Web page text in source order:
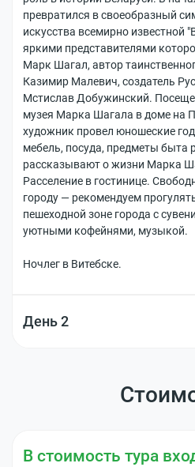
превратился в своеобразный
искусства всемирно известной
яркими представителями
Марк Шагал, автор
Казимир Малевич, создатель
Мстислав Добужинский.
музея Марка Шагала в доме на
художник провел юношеские
мебель, посуда, предметы быта
рассказывают о жизни Марка
Расселение в гостинице.
городу — рекомендуем
пешеходной зоне города с
уютными кофейнями, музыкой.
Ночлег в Витебске.
День 2
В стоимость тура